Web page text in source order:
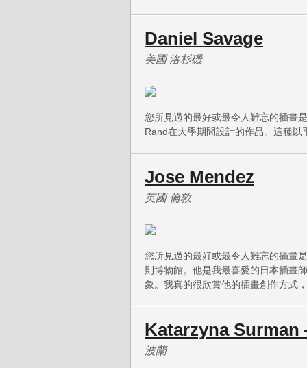
Daniel Savage
美國 洛杉磯
您所見過的最好或最令人難忘的插畫
Rand在大學期間設計的作品。這種
Jose Mendez
英國 倫敦
您所見過的最好或最令人難忘的插畫
則博物館。他是我最喜愛的日本插畫
象。我真的很欣賞他的插畫創作方式
Katarzyna
波蘭